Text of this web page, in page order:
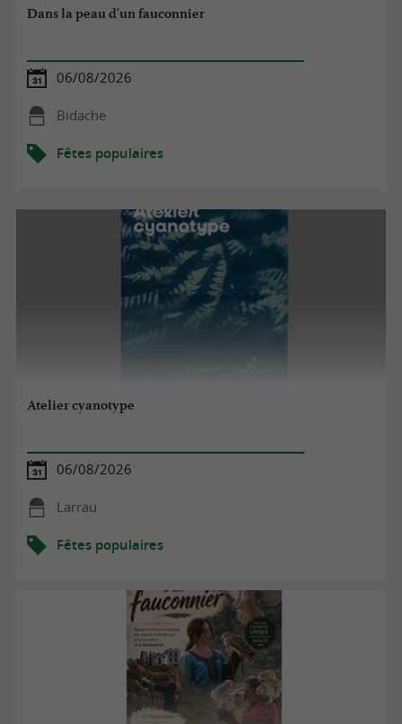
Dans la peau d'un fauconnier
06/08/2026
Bidache
Fêtes populaires
Atelier cyanotype
06/08/2026
Larrau
Fêtes populaires